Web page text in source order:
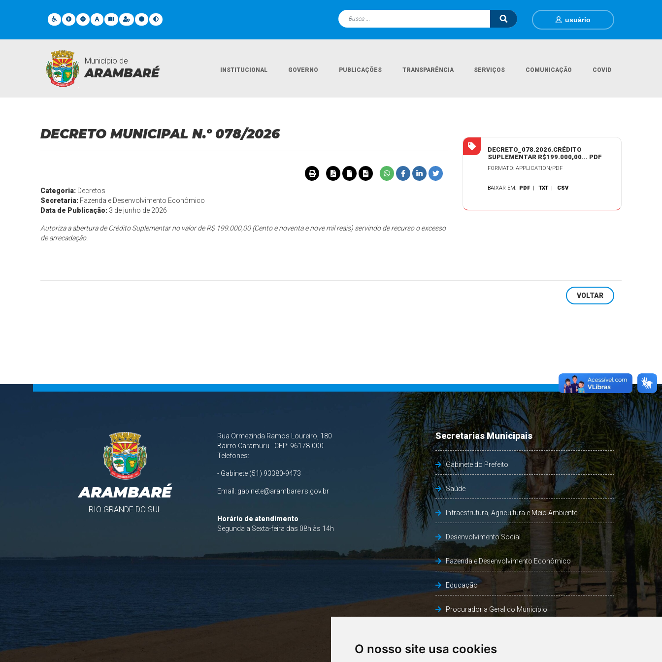
O nosso site usa cookies
usuário
Município de
ARAMBARÉ INSTITUCIONAL GOVERNO PUBLICAÇÕES TRANSPARÊNCIA SERVIÇOS COMUNICAÇÃO COVID
Legislações
DECRETO MUNICIPAL N.º 078/2026
Categoria: Decretos
Secretaria: Fazenda e Desenvolvimento Econômico
Data de Publicação: 3 de junho de 2026
Autoriza a abertura de Crédito Suplementar no valor de R$ 199.000,00 (Cento e noventa e nove mil reais) servindo de recurso o excesso
de arrecadação.
DECRETO_078.2026.CRÉDITO
SUPLEMENTAR R$199.000,00... PDF
FORMATO: APPLICATION/PDF
BAIXAR EM: PDF |TXT | CSV
VOLTAR
ARAMBARÉ
RIO GRANDE DO SUL
Rua Ormezinda Ramos Loureiro, 180
Bairro Caramuru - CEP: 96178-000
Telefones:
- Gabinete (51) 93380-9473
Email: gabinete@arambare.rs.gov.br
Horário de atendimento
Segunda a Sexta-feira das 08h às 14h
Secretarias Municipais
Gabinete do Prefeito
Saúde
Infraestrutura, Agricultura e Meio Ambiente
Desenvolvimento Social
Fazenda e Desenvolvimento Econômico
Educação
Procuradoria Geral do Município